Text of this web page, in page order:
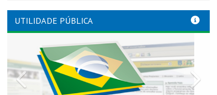
UTILIDADE PÚBLICA
Previous